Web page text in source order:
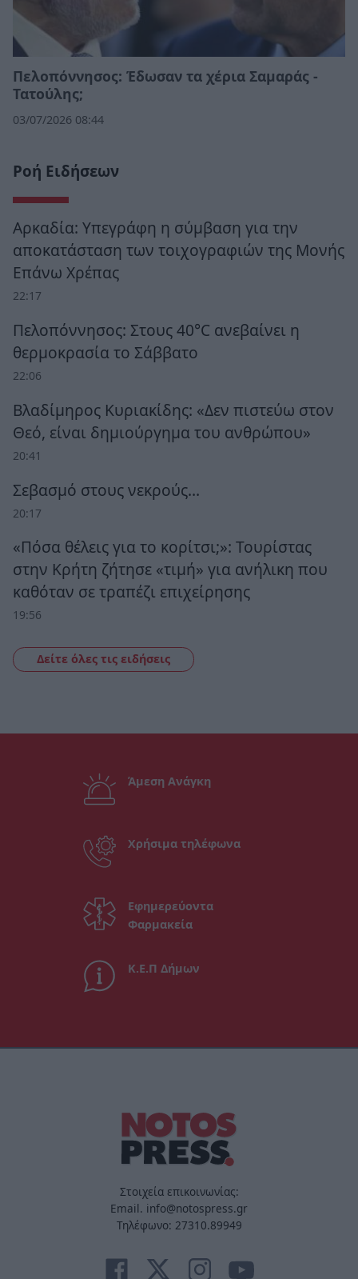
Πελοπόννησος: Έδωσαν τα χέρια Σαμαράς -
Τατούλης;
03/07/2026 08:44
Ροή Ειδήσεων
Αρκαδία: Υπεγράφη η σύμβαση για την
αποκατάσταση των τοιχογραφιών της Μονής
Επάνω Χρέπας
22:17
Πελοπόννησος: Στους 40°C ανεβαίνει η
θερμοκρασία το Σάββατο
22:06
Βλαδίμηρος Κυριακίδης: «Δεν πιστεύω στον
Θεό, είναι δημιούργημα του ανθρώπου»
20:41
Σεβασμό στους νεκρούς…
20:17
«Πόσα θέλεις για το κορίτσι;»: Τουρίστας
στην Κρήτη ζήτησε «τιμή» για ανήλικη που
καθόταν σε τραπέζι επιχείρησης
19:56
Δείτε όλες τις ειδήσεις
Άμεση Ανάγκη
Χρήσιμα τηλέφωνα
Εφημερεύοντα
Φαρμακεία
Κ.Ε.Π Δήμων
Στοιχεία επικοινωνίας:
Email. info@notospress.gr
Τηλέφωνο: 27310.89949